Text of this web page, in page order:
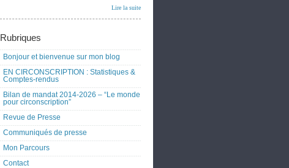
Lire la suite
Rubriques
Bonjour et bienvenue sur mon blog
EN CIRCONSCRIPTION : Statistiques &
Comptes-rendus
Bilan de mandat 2014-2026 – “Le monde
pour circonscription”
Revue de Presse
Communiqués de presse
Mon Parcours
Contact